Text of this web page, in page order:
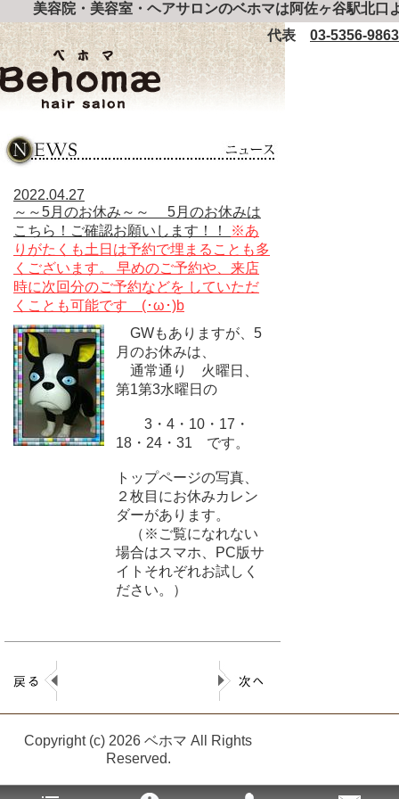
美容院・美容室・ヘアサロンのベホマは阿佐ヶ谷駅北口
代表 03-5356-9863
2022.04.27
～～5月のお休み～～ 5月のお休みは
こちら！ご確認お願いします！！
※あ
りがたくも土日は予約で埋まることも多
くございます。 早めのご予約や、来店
時に次回分のご予約などを していただ
くことも可能です (･ω･)b
GWもありますが、5
月のお休みは、
通常通り 火曜日、
第1第3水曜日の
3・4・10・17・
18・24・31 です。
トップページの写真、
２枚目にお休みカレン
ダーがあります。
（※ご覧になれない
場合はスマホ、PC版サ
イトそれぞれお試しく
ださい。）
Copyright (c) 2026 ベホマ All Rights
Reserved.